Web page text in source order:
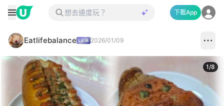
下載App
Eatlifebalance 2026/01/09
1/8